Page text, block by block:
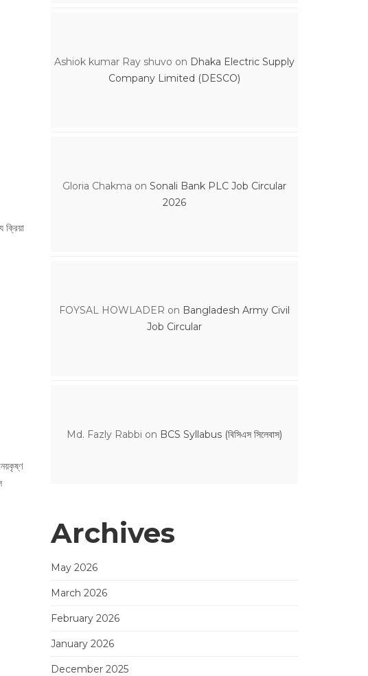
ক্রিয়া
Ashiok kumar Ray shuvo on Dhaka Electric Supply
Company Limited (DESCO)
Gloria Chakma on Sonali Bank PLC Job Circular
2026
FOYSAL HOWLADER on Bangladesh Army Civil
Job Circular
Md. Fazly Rabbi on BCS Syllabus (বিসিএস সিলেবাস)
Archives
May 2026
March 2026
February 2026
January 2026
December 2025